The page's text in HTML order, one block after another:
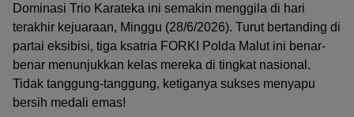
Dominasi Trio Karateka ini semakin menggila di hari
terakhir kejuaraan, Minggu (28/6/2026). Turut bertanding di
partai eksibisi, tiga ksatria FORKI Polda Malut ini benar-
benar menunjukkan kelas mereka di tingkat nasional.
Tidak tanggung-tanggung, ketiganya sukses menyapu
bersih medali emas!